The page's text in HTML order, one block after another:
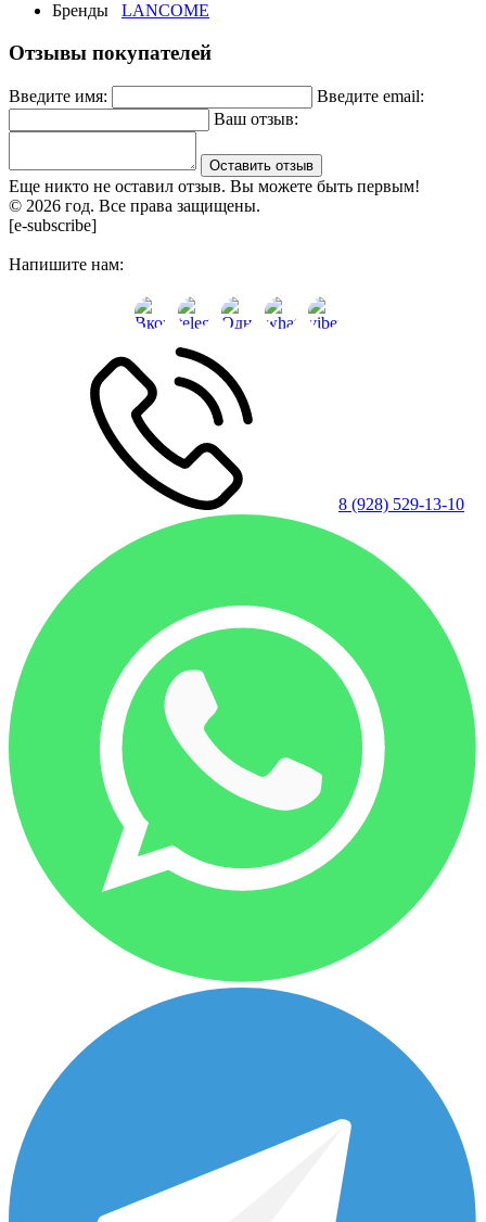
Бренды
LANCOME
Отзывы покупателей
Введите имя:
Введите email:
Ваш отзыв:
Оставить отзыв
Еще никто не оставил отзыв. Вы можете быть первым!
© 2026 год. Все права защищены.
[e-subscribe]
Напишите нам:
8 (928) 529-13-10